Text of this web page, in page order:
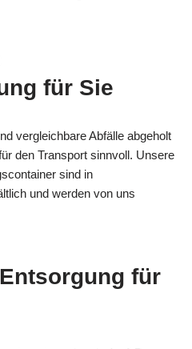
für Sie
vergleichbare Abfälle abgeholt
den Transport sinnvoll. Unsere
sind in
und werden von uns
für